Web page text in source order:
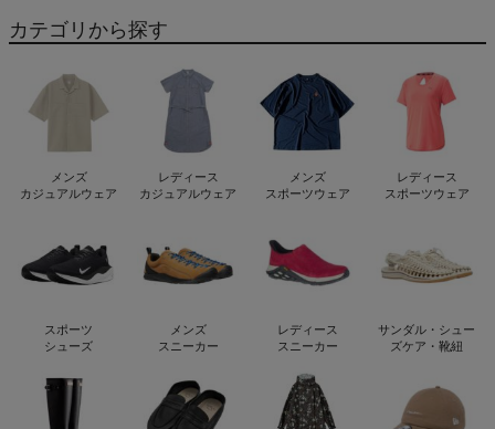
カテゴリから探す
メンズ
カジュアルウェア
レディース
カジュアルウェア
メンズ
スポーツウェア
レディース
スポーツウェア
スポーツ
シューズ
メンズ
スニーカー
レディース
スニーカー
サンダル・シュー
ズケア・靴紐